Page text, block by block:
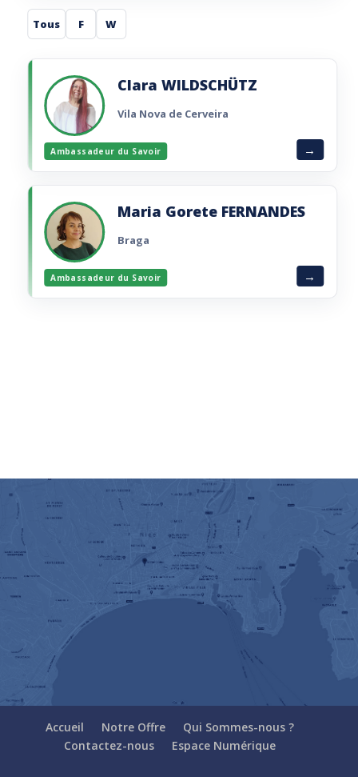
PORTEUR DE PROJETS
Imaginer et réaliser un projet visant à
promouvoir la Francophonie dans le monde.
Lire la brochure
Tous F W
Clara WILDSCHÜTZ
Vila Nova de Cerveira
Ambassadeur du Savoir
Maria Gorete FERNANDES
Braga
Ambassadeur du Savoir
Accueil Notre Offre
Qui Sommes-nous ?
Contactez-nous
Espace Numérique